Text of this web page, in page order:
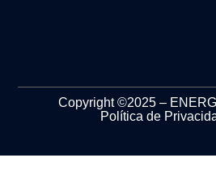
Copyright ©2025 –
Política de